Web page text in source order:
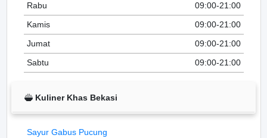
Rabu
09:00-21:00
Kamis
09:00-21:00
Jumat
09:00-21:00
Sabtu
09:00-21:00
Kuliner Khas Bekasi
Sayur Gabus Pucung